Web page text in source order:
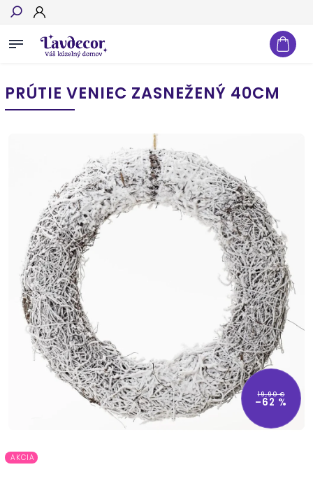
Hľadať
PRÚTIE VENIEC ZASNEŽENÝ 40CM
19,90 €
–62 %
AKCIA